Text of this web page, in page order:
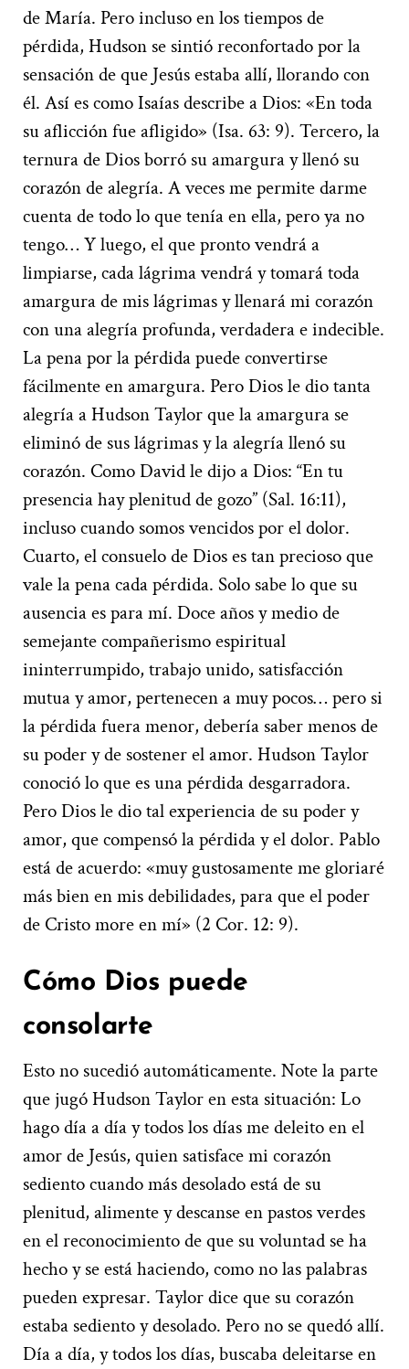
de María. Pero incluso en los tiempos de
pérdida, Hudson se sintió reconfortado por la
sensación de que Jesús estaba allí, llorando con
él. Así es como Isaías describe a Dios: «En toda
su aflicción fue afligido» (Isa. 63: 9). Tercero, la
ternura de Dios borró su amargura y llenó su
corazón de alegría. A veces me permite darme
cuenta de todo lo que tenía en ella, pero ya no
tengo… Y luego, el que pronto vendrá a
limpiarse, cada lágrima vendrá y tomará toda
amargura de mis lágrimas y llenará mi corazón
con una alegría profunda, verdadera e indecible.
La pena por la pérdida puede convertirse
fácilmente en amargura. Pero Dios le dio tanta
alegría a Hudson Taylor que la amargura se
eliminó de sus lágrimas y la alegría llenó su
corazón. Como David le dijo a Dios: “En tu
presencia hay plenitud de gozo” (Sal. 16:11),
incluso cuando somos vencidos por el dolor.
Cuarto, el consuelo de Dios es tan precioso que
vale la pena cada pérdida. Solo sabe lo que su
ausencia es para mí. Doce años y medio de
semejante compañerismo espiritual
ininterrumpido, trabajo unido, satisfacción
mutua y amor, pertenecen a muy pocos… pero si
la pérdida fuera menor, debería saber menos de
su poder y de sostener el amor. Hudson Taylor
conoció lo que es una pérdida desgarradora.
Pero Dios le dio tal experiencia de su poder y
amor, que compensó la pérdida y el dolor. Pablo
está de acuerdo: «muy gustosamente me gloriaré
más bien en mis debilidades, para que el poder
de Cristo more en mí» (2 Cor. 12: 9).
Cómo Dios puede
consolarte
Esto no sucedió automáticamente. Note la parte
que jugó Hudson Taylor en esta situación: Lo
hago día a día y todos los días me deleito en el
amor de Jesús, quien satisface mi corazón
sediento cuando más desolado está de su
plenitud, alimente y descanse en pastos verdes
en el reconocimiento de que su voluntad se ha
hecho y se está haciendo, como no las palabras
pueden expresar. Taylor dice que su corazón
estaba sediento y desolado. Pero no se quedó allí.
Día a día, y todos los días, buscaba deleitarse en